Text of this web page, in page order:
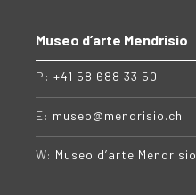
Museo d’arte Mendrisio
P: +41 58 688 33 50
E: museo@mendrisio.ch
W: Museo d’arte Mendrisio